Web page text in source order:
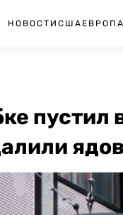
НОВОСТИ США ЕВРОПА
пустил